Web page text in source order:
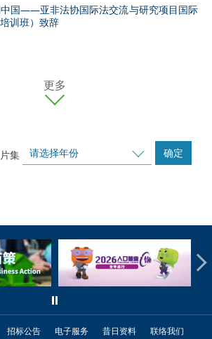
国——亚非法协国际法交流与研究项目国际
训班）致辞
更多
集 请选择年份 确定
招标公告 电子服务 昔日资料 联络我们